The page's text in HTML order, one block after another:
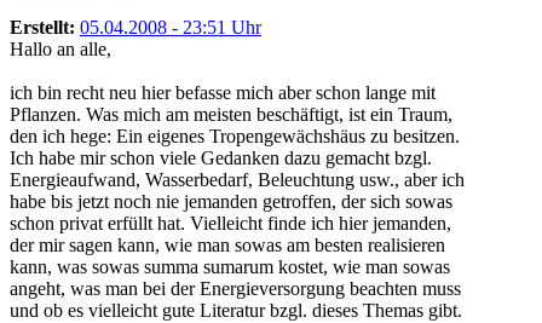
Erstellt: 05.04.2008 - 23:51 Uhr
Hallo an alle,
ich bin recht neu hier befasse mich aber schon lange mit
Pflanzen. Was mich am meisten beschäftigt, ist ein Traum,
den ich hege: Ein eigenes Tropengewächshäus zu besitzen.
Ich habe mir schon viele Gedanken dazu gemacht bzgl.
Energieaufwand, Wasserbedarf, Beleuchtung usw., aber ich
habe bis jetzt noch nie jemanden getroffen, der sich sowas
schon privat erfüllt hat. Vielleicht finde ich hier jemanden,
der mir sagen kann, wie man sowas am besten realisieren
kann, was sowas summa sumarum kostet, wie man sowas
angeht, was man bei der Energieversorgung beachten muss
und ob es vielleicht gute Literatur bzgl. dieses Themas gibt.